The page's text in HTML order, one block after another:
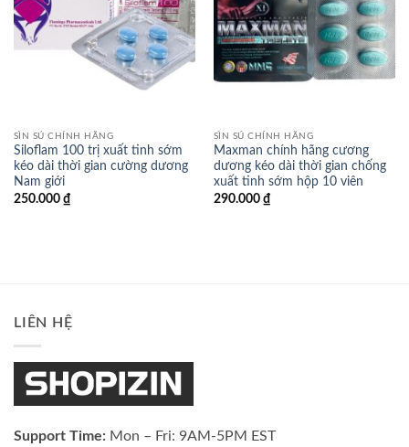
SÌN SÚ CHÍNH HÃNG
Siloflam 100 trị xuất tinh sớm
kéo dài thời gian cường dương
Nam giới
250.000 ₫
SÌN SÚ CHÍNH HÃNG
Maxman chính hãng cương
dương kéo dài thời gian chống
xuất tinh sớm hộp 10 viên
290.000 ₫
LIÊN HỆ
Support Time: Mon – Fri: 9AM-5PM EST